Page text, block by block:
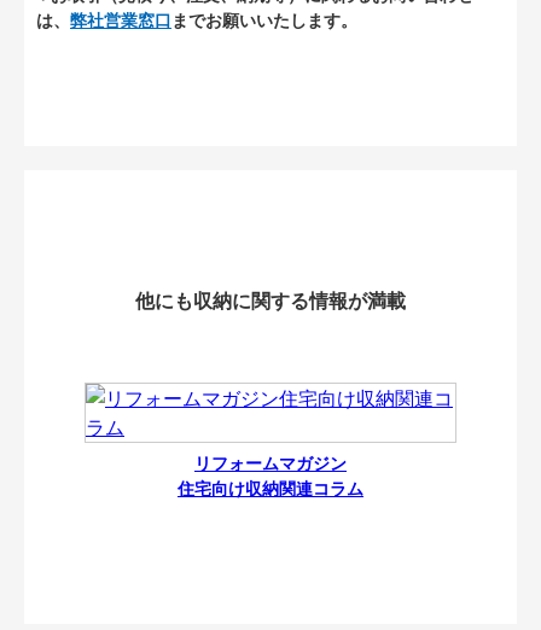
は、 弊社営業窓口 までお願いいたします。
他にも収納に関する情報が満載
リフォームマガジン
住宅向け収納関連コラム